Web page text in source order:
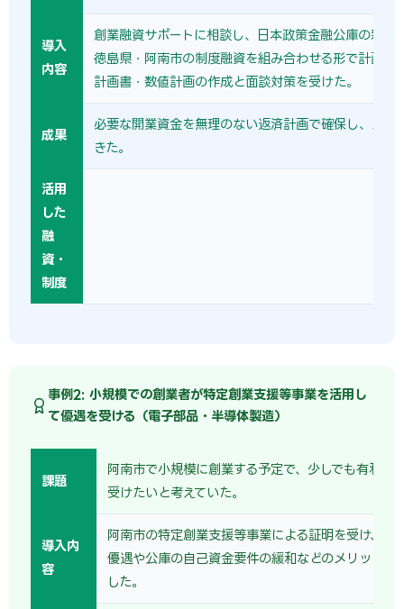
導入
内容
創業融資サポートに相談し、日本政策金融公庫の新規
徳島県・阿南市の制度融資を組み合わせる形で計画を
計画書・数値計画の作成と面談対策を受けた。
成果
必要な開業資金を無理のない返済計画で確保し、スム
きた。
活用
した
融
資・
制度
事例2: 小規模での創業者が特定創業支援等事業を活用し
て優遇を受ける（電子部品・半導体製造）
課題
阿南市で小規模に創業する予定で、少しでも有利な
受けたいと考えていた。
導入内
容
阿南市の特定創業支援等事業による証明を受け、保
優遇や公庫の自己資金要件の緩和などのメリットを
した。